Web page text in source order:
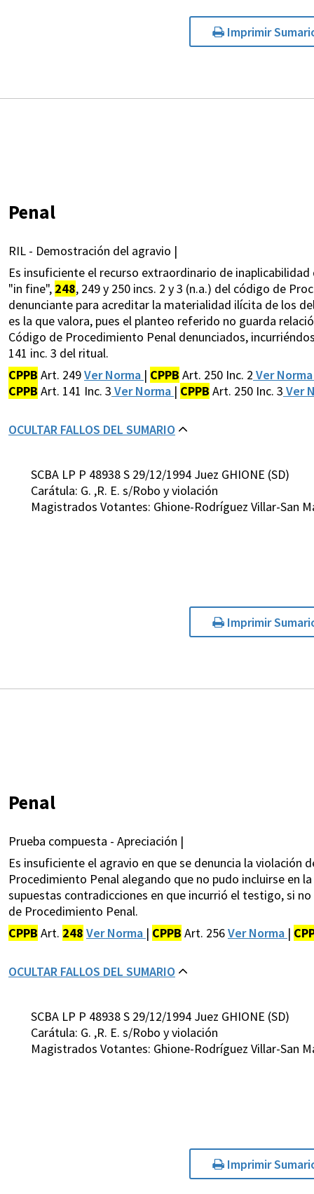
Imprimir
Penal
RIL - Demostración del agravio |
Es insuficiente el recurso extraordinario de
"in fine", 248, 249 y 250 incs. 2 y 3 (n.a.) del código de
denunciante para acreditar la materialidad ilícita de los
es la que valora, pues el planteo referido no guarda
Código de Procedimiento Penal denunciados,
141 inc. 3 del ritual.
CPPB Art. 249Ver Norma | CPPB Art. 250 Inc. 2 Ver
CPPB Art. 141 Inc. 3 Ver Norma | CPPB Art. 250 Inc. 3 Ver
OCULTAR FALLOS DEL SUMARIO
SCBA LP P 48938 S 29/12/1994 Juez GHIONE (SD)
Carátula: G. ,R. E. s/Robo y violación
Magistrados Votantes: Ghione-Rodríguez Villar-San
Imprimir
Penal
Prueba compuesta - Apreciación |
Es insuficiente el agravio en que se denuncia la violación
Procedimiento Penal alegando que no pudo incluirse en
supuestas contradicciones en que incurrió el testigo, si
de Procedimiento Penal.
CPPB Art. 248 Ver Norma | CPPB Art. 256Ver Norma |
OCULTAR FALLOS DEL SUMARIO
SCBA LP P 48938 S 29/12/1994 Juez GHIONE (SD)
Carátula: G. ,R. E. s/Robo y violación
Magistrados Votantes: Ghione-Rodríguez Villar-San
Imprimir